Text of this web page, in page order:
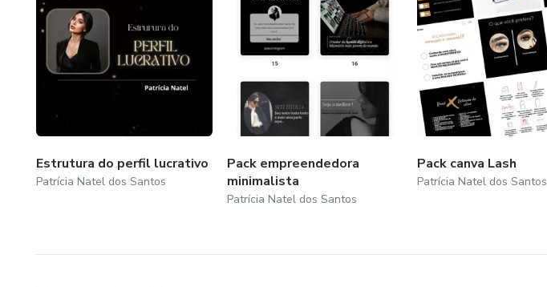
Estrutura do perfil lucrativo
Patrícia Natel dos Santos
Pack empreendedora
minimalista
Patrícia Natel dos Santos
Pack canva Lash
Patrícia Natel dos Santos